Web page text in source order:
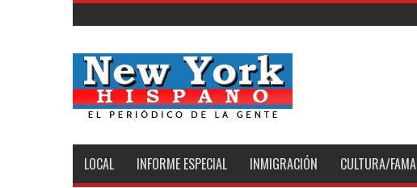
New
York
Hispano
LOCAL INFORME ESPECIAL INMIGRACIÓN CULTURA/FAMA